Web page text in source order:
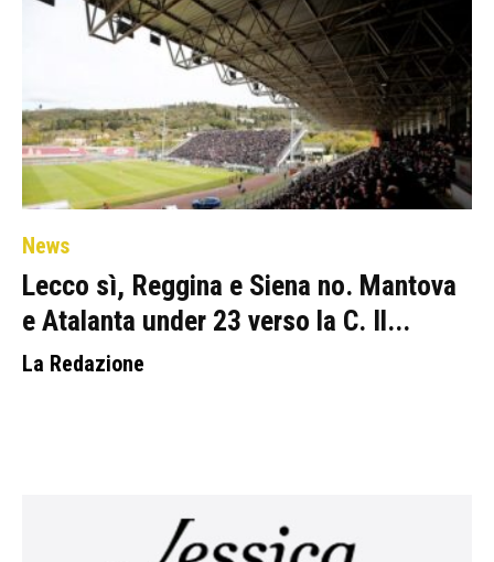
News
Lecco sì, Reggina e Siena no. Mantova
e Atalanta under 23 verso la C. Il...
La Redazione